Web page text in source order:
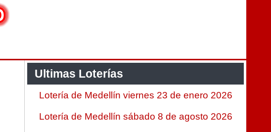
Ultimas Loterías
Lotería de Medellín viernes 23 de enero 2026
Lotería de Medellín sábado 8 de agosto 2026